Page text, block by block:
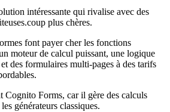
intéressante qui rivalise avec des
plus chères.
font payer cher les fonctions
moteur de calcul puissant, une logique
des formulaires multi-pages à des tarifs
Cognito Forms, car il gère des calculs
générateurs classiques.